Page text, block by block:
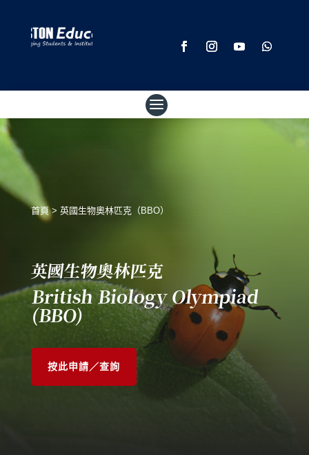
首頁> 英國生物奧林匹克（BBO）
英國生物奧林匹克
British Biology Olympiad
(BBO)
按此申請／查詢